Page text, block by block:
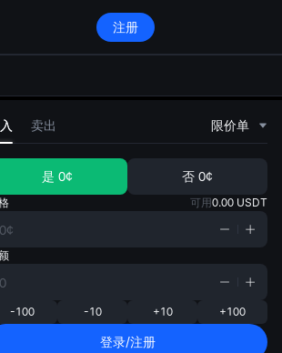
注册
卖出 限价单
是 0¢ 否 0¢
可用0.00 USDT
-100 -10 +10 +100
登录/注册